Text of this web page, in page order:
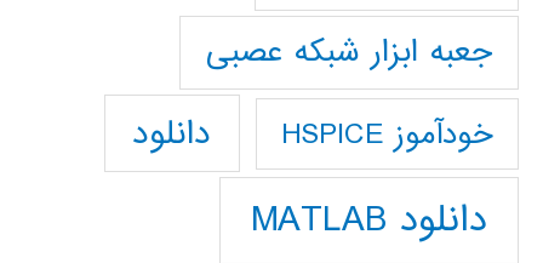
جعبه ابزار شبکه عصبی
خودآموز HSPICE دانلود
دانلود MATLAB